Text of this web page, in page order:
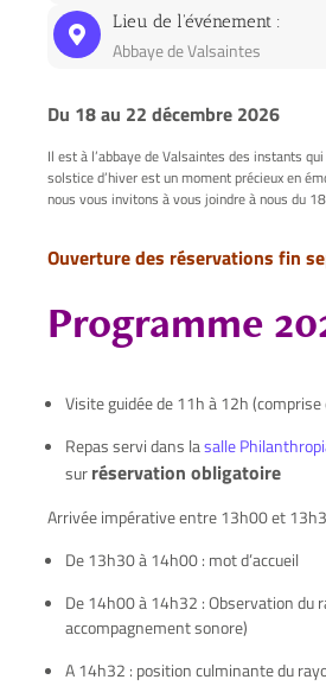
Lieu de l'événement :
Abbaye de Valsaintes
Du 18 au 22 décembre 2026
Il est à l’abbaye de Valsaintes des instants
solstice d’hiver est un moment précieux en
nous vous invitons à vous joindre à nous du
Ouverture des réservations fin
Programme
Visite guidée de 11h à 12h (comprise
Repas servi dans lasalle
surréservation obligatoire
Arrivée impérative entre 13h00 et
De 13h30 à 14h00 : mot d’accueil
De 14h00 à 14h32 : Observation du
accompagnement sonore)
A 14h32 : position culminante du